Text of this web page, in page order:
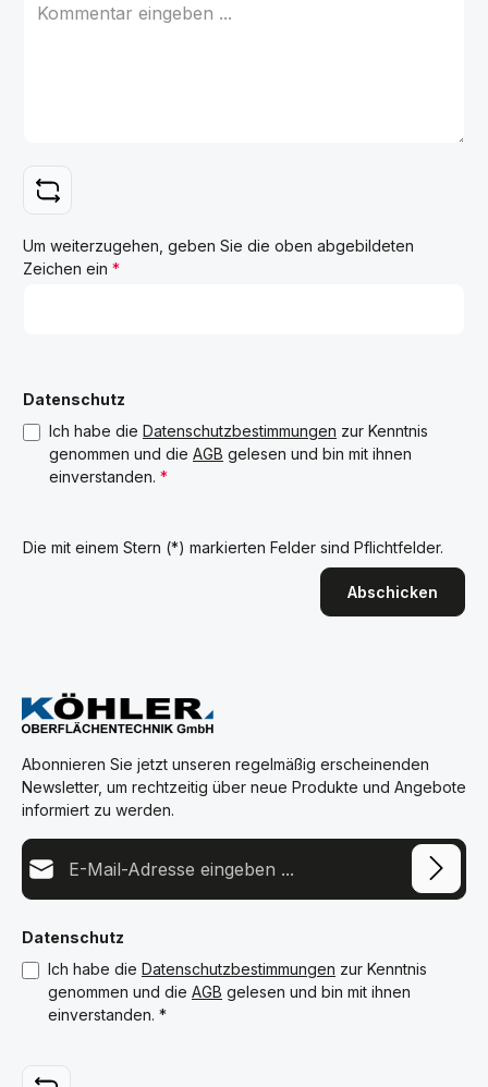
Um weiterzugehen, geben Sie die oben abgebildeten
Zeichen ein *
Datenschutz
Ich habe die Datenschutzbestimmungen zur Kenntnis
genommen und die AGB gelesen und bin mit ihnen
einverstanden. *
Die mit einem Stern (*) markierten Felder sind Pflichtfelder.
Abschicken
Abonnieren Sie jetzt unseren regelmäßig erscheinenden
Newsletter, um rechtzeitig über neue Produkte und Angebote
informiert zu werden.
E-Mail-Adresse*
Datenschutz
Ich habe die Datenschutzbestimmungen zur Kenntnis
genommen und die AGB gelesen und bin mit ihnen
einverstanden. *